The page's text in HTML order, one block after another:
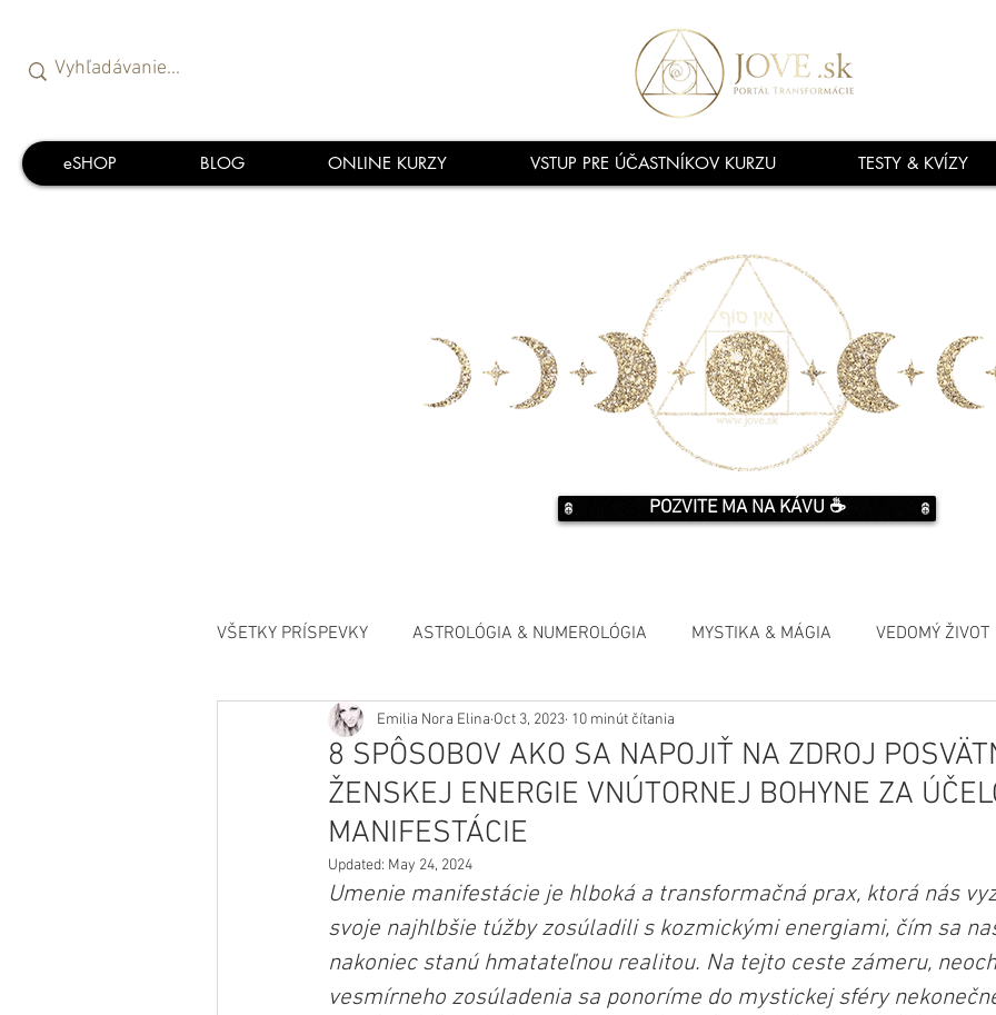
eSHOP BLOG ONLINE KURZY VSTUP PRE ÚČASTNÍKOV KURZU TESTY & KVÍZY
POZVITE MA NA KÁVU ☕️
VŠETKY PRÍSPEVKY ASTROLÓGIA & NUMEROLÓGIA MYSTIKA & MÁGIA VEDOMÝ ŽIVOT
MANIFESTÁCIA
8 SPÔSOBOV AKO SA NAPOJIŤ NA ZDROJ
ŽENSKEJ ENERGIE VNÚTORNEJ BOHYNE ZA
MANIFESTÁCIE
Emilia Nora Elina Oct 3, 2023 10 minút čítania
Updated: May 24, 2024
Umenie manifestácie je hlboká a transformačná prax, ktorá nás
svoje najhlbšie túžby zosúladili s kozmickými energiami, čím sa
nakoniec stanú hmatateľnou realitou. Na tejto ceste zámeru,
vesmírneho zosúladenia sa ponoríme do mystickej sféry